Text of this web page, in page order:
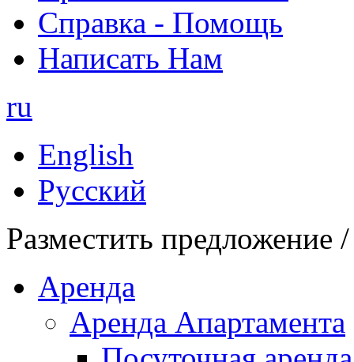
Справка - Помощь
Написать Нам
ru
English
Русский
Разместить предложение
Аренда
Аренда Апартамента